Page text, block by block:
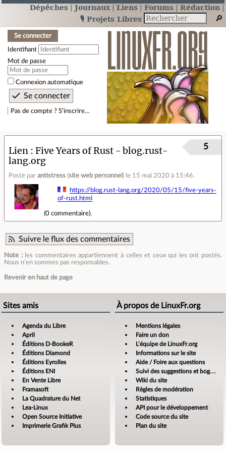
Dépêches Journaux Liens Forums
Rédaction
🎙️ Projets Libres
Se connecter
Identifiant
Mot de passe
Connexion automatique
Pas de compte ? S’inscrire…
Lien
Five Years of Rust - blog.rust-
lang.org
Posté par antistress (site web personnel ) le 15 mai 2020 à 15:46.
5
https://blog.rust-lang.org/2020/05/15/five-years-
of-rust.html
(0 commentaire).
Suivre le flux des commentaires
Note :les commentaires appartiennent à celles et ceux qui les ont postés.
Nous n’en sommes pas responsables.
Revenir en haut de page
Sites amis
Agenda du Libre
April
Éditions D-BookeR
Éditions Diamond
Éditions Eyrolles
Éditions ENI
En Vente Libre
Framasoft
La Quadrature du Net
Lea-Linux
Open Source Initiative
Imprimerie Grafik Plus
À propos de LinuxFr.org
Mentions légales
Faire un don
L’équipe de LinuxFr.org
Informations sur le site
Aide / Foire aux questions
Suivi des suggestions et bogues
Wiki du site
Règles de modération
Statistiques
API pour le développement
Code source du site
Plan du site